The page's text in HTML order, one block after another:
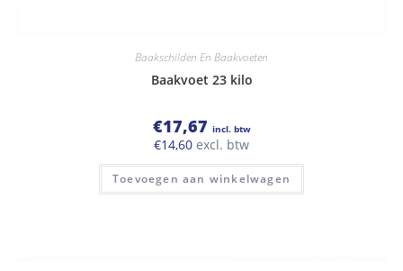
Baakschilden En Baakvoeten
Baakvoet 23 kilo
€17,67 incl. btw
€14,60 excl. btw
Toevoegen aan winkelwagen